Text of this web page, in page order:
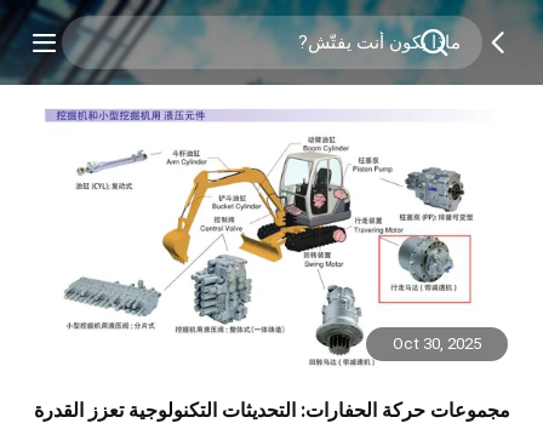
Oct 30, 2025
مجموعات حركة الحفارات: التحديثات التكنولوجية تعزز القدرة